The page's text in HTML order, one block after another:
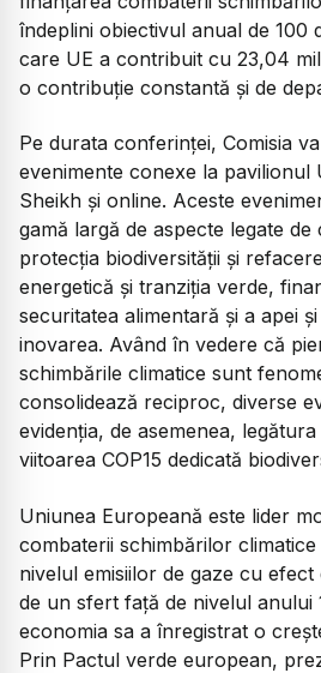
îndeplini obiectivul anual de 100
care UE a contribuit cu 23,04
o contribuţie constantă şi de
Pe durata conferinţei, Comisia
evenimente conexe la pavilionul
Sheikh şi online. Aceste
gamă largă de aspecte legate
protecţia biodiversităţii şi
energetică şi tranziţia verde,
securitatea alimentară şi a apei
inovarea. Având în vedere că
schimbările climatice sunt
consolidează reciproc, diverse
evidenţia, de asemenea,
viitoarea COP15 dedicată
Uniunea Europeană este lider
combaterii schimbărilor
nivelul emisiilor de gaze cu
de un sfert faţă de nivelul anului
economia sa a înregistrat o
Prin Pactul verde european,